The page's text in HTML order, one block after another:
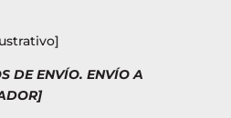
DE ENVÍO. ENVÍO A